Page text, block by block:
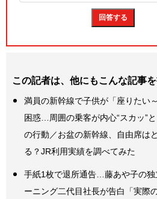
この記者は、他にもこんな記事
満員の新幹線で子供が「座りたい
困惑…周囲の乗客が内心“スカッ”
の行動／お盆の新幹線、自由席は
る？JR利用実績を調べてみた
手紙1枚で退所通告…藤あや子の独
ーニング二代目社長が告白「実際